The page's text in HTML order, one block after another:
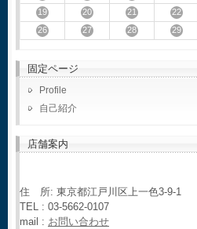
19
20 21 22
26
27 28 29
固定ページ
Profile
自己紹介
店舗案内
住 所: 東京都江戸川区上一色3-9-1
TEL : 03-5662-0107
mail : お問い合わせ